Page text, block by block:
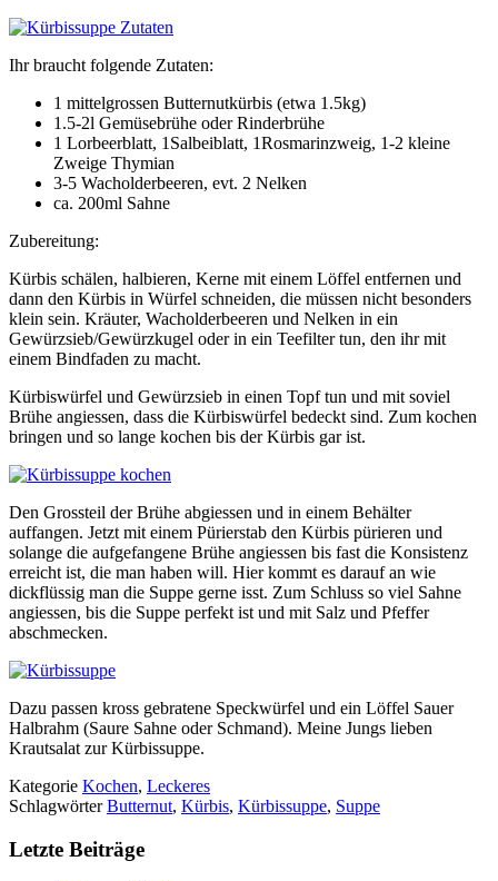
Ihr braucht folgende Zutaten:
1 mittelgrossen Butternutkürbis (etwa 1.5kg)
1.5-2l Gemüsebrühe oder Rinderbrühe
1 Lorbeerblatt, 1Salbeiblatt, 1Rosmarinzweig, 1-2 kleine
Zweige Thymian
3-5 Wacholderbeeren, evt. 2 Nelken
ca. 200ml Sahne
Zubereitung:
Kürbis schälen, halbieren, Kerne mit einem Löffel entfernen und
dann den Kürbis in Würfel schneiden, die müssen nicht besonders
klein sein. Kräuter, Wacholderbeeren und Nelken in ein
Gewürzsieb/Gewürzkugel oder in ein Teefilter tun, den ihr mit
einem Bindfaden zu macht.
Kürbiswürfel und Gewürzsieb in einen Topf tun und mit soviel
Brühe angiessen, dass die Kürbiswürfel bedeckt sind. Zum kochen
bringen und so lange kochen bis der Kürbis gar ist.
Den Grossteil der Brühe abgiessen und in einem Behälter
auffangen. Jetzt mit einem Pürierstab den Kürbis pürieren und
solange die aufgefangene Brühe angiessen bis fast die Konsistenz
erreicht ist, die man haben will. Hier kommt es darauf an wie
dickflüssig man die Suppe gerne isst. Zum Schluss so viel Sahne
angiessen, bis die Suppe perfekt ist und mit Salz und Pfeffer
abschmecken.
Dazu passen kross gebratene Speckwürfel und ein Löffel Sauer
Halbrahm (Saure Sahne oder Schmand). Meine Jungs lieben
Krautsalat zur Kürbissuppe.
Kategorie Kochen, Leckeres
SchlagwörterButternut, Kürbis, Kürbissuppe, Suppe
Letzte Beiträge